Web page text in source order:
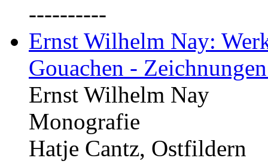
----------
Ernst Wilhelm Nay:
Gouachen -
Ernst Wilhelm Nay
Monografie
Hatje Cantz, Ostfildern